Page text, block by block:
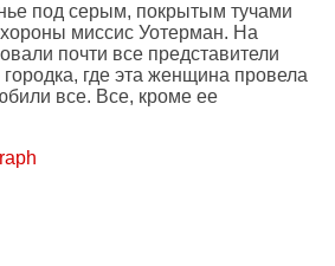
под серым, покрытым тучами
миссис Уотерман. На
почти все представители
где эта женщина провела
все. Все, кроме ее